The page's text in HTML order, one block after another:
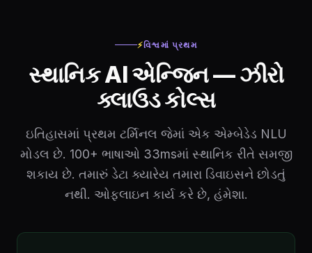
⚡વિશ્વમાં પ્રથમ
સ્થાનિક AI એન્જિન — ઝીરો
ક્લાઉડ કોલ્સ
ઇતિહાસમાં પ્રથમ ટર્મિનલ જેમાં એક એમ્બેડેડ NLU
મોડલ છે. 100+ ભાષાઓ 33msમાં સ્થાનિક રીતે સમજી
શકાય છે. તમારું ડેટા ક્યારેય તમારા ડિવાઇસને છોડતું
નથી. ઓફલાઇન કાર્ય કરે છે, હંમેશા.